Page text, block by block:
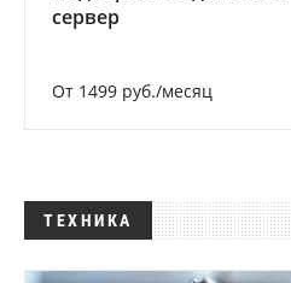
сервер
От 1499 руб./месяц
ТЕХНИКА